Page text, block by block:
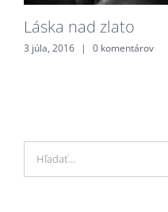
Láska nad zlato
3 júla, 2016 | 0 komentárov
Hľadať: